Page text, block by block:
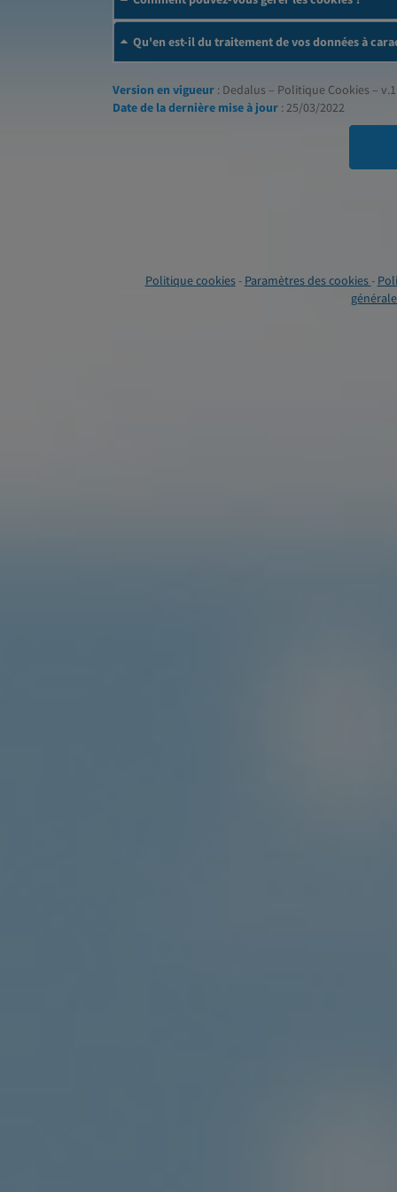
Qu'en est-il du traitement de vos données à
Version en vigueur : Dedalus – Politique Cookies –
Date de la dernière mise à jour : 25/03/2022
Politique cookies- Paramètres des cookies-